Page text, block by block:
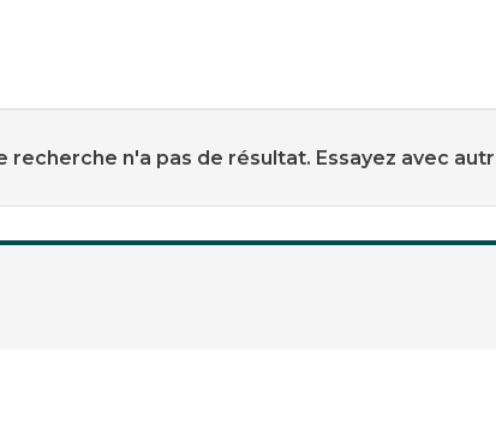
recherche n'a pas de résultat. Essayez avec